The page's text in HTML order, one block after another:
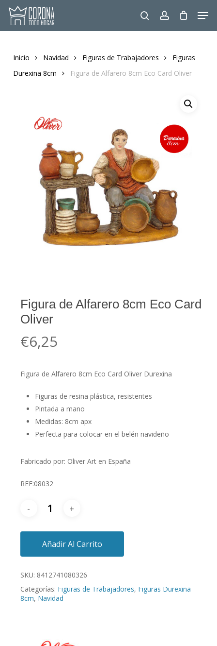
Skip
main
searchaccount
Inicio Navidad Figuras de Trabajadores
Figuras
Durexina 8cm
Figura de Alfarero 8cm Eco Card Oliver
Figura de Alfarero 8cm Eco Card
Oliver
€6,25
Figura de Alfarero 8cm Eco Card Oliver Durexina
Figuras de resina plástica, resistentes
Pintada a mano
Medidas: 8cm apx
Perfecta para colocar en el belén navideño
Fabricado por: Oliver Art en España
REF:08032
Añadir Al Carrito
SKU: 8412741080326
Categorías: Figuras de Trabajadores, Figuras Durexina
8cm, Navidad